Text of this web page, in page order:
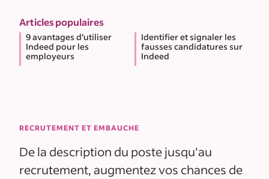
Articles populaires
9 avantages d’utiliser
Indeed pour les
employeurs
Identifier et signaler les
fausses candidatures sur
Indeed
RECRUTEMENT ET EMBAUCHE
De la description du poste jusqu'au
recrutement, augmentez vos chances de